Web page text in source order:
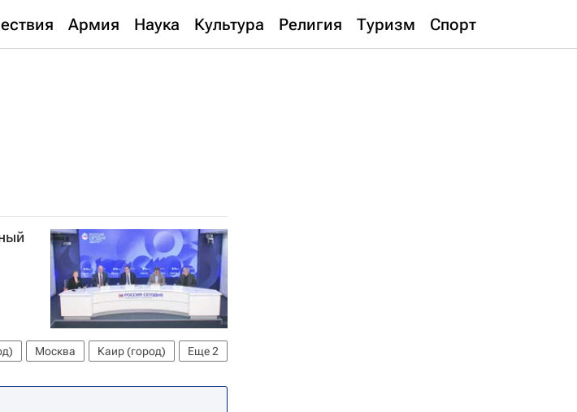
Армия Наука Культура Религия Туризм Спорт
Еще2
Москва
Каир (город)